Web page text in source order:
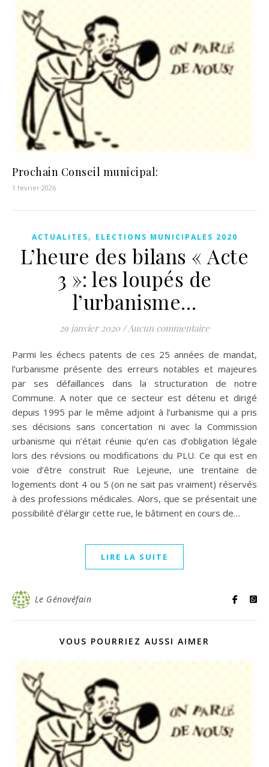
Prochain Conseil municipal:
1 février 2026
ACTUALITES, ELECTIONS MUNICIPALES 2020
L’heure des bilans « Acte
3 »: les loupés de
l’urbanisme…
29 janvier 2020 /Aucun commentaire
Parmi les échecs patents de ces 25 années de mandat,
l’urbanisme présente des erreurs notables et majeures
par ses défaillances dans la structuration de notre
Commune. A noter que ce secteur est détenu et dirigé
depuis 1995 par le même adjoint à l’urbanisme qui a pris
ses décisions sans concertation ni avec la Commission
urbanisme qui n’était réunie qu’en cas d’obligation légale
lors des révsions ou modifications du PLU. Ce qui est en
voie d’être construit Rue Lejeune, une trentaine de
logements dont 4 ou 5 (on ne sait pas vraiment) réservés
à des professions médicales. Alors, que se présentait une
possibilité d’élargir cette rue, le bâtiment en cours de…
LIRE LA SUITE
Le Génovéfain
VOUS POURRIEZ AUSSI AIMER